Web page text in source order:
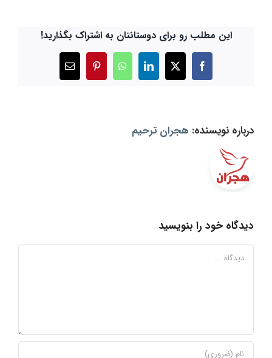
این مطلب رو برای دوستانتان به اشتراک بگذارید!
Facebook
X
LinkedIn
WhatsApp
Pinterest
درباره نویسنده: هجران ترحیم
دیدگاه خود را بنویسید
دیدگاه